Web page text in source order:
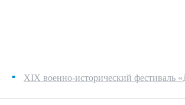
■ XIX военно-исторический фестиваль